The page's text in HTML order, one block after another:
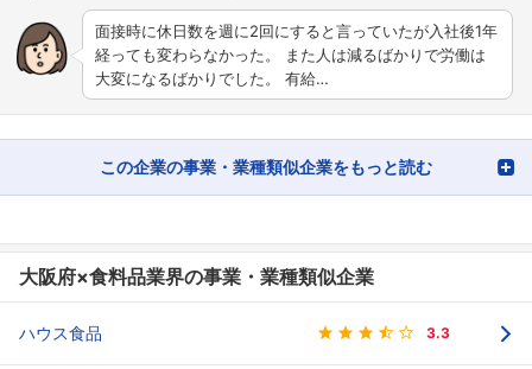
面接時に休日数を週に2回にすると言っていたが入社後1年
経っても変わらなかった。 また人は減るばかりで労働は
大変になるばかりでした。 有給…
この企業の事業・業種類似企業をもっと読む
大阪府×食料品業界の事業・業種類似企業
ハウス食品 3.3